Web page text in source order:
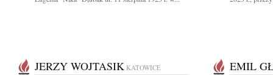
JERZY WOJTASIK KATOWICE EMIL